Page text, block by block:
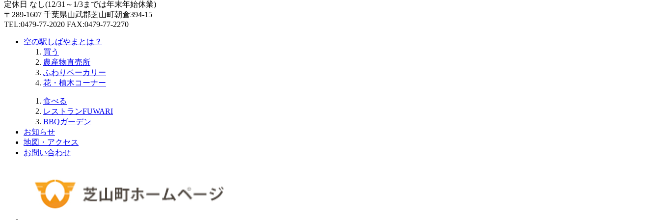
定休日 なし(12/31～1/3までは年末年始休業)
〒289-1607 千葉県山武郡芝山町朝倉394-15
TEL:0479-77-2020 FAX:0479-77-2270
空の駅しばやまとは？
買う
農産物直売所
ふわりベーカリー
花・植木コーナー
食べる
レストランFUWARI
BBQガーデン
お知らせ
地図・アクセス
お問い合わせ